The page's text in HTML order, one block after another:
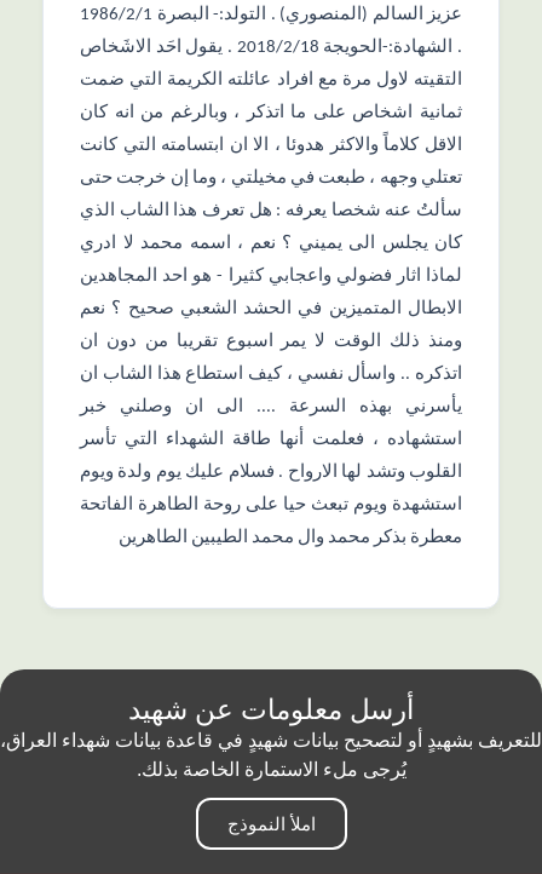
عزيز السالم (المنصوري) . التولد:- البصرة 1986/2/1
. الشهادة:-الحويجة 2018/2/18 . يقول احَد الاشَخاص
التقيته لاول مرة مع افراد عائلته الكريمة التي ضمت
ثمانية اشخاص على ما اتذكر ، وبالرغم من انه كان
الاقل كلاماً والاكثر هدوئا ، الا ان ابتسامته التي كانت
تعتلي وجهه ، طبعت في مخيلتي ، وما إن خرجت حتى
سألتُ عنه شخصا يعرفه : هل تعرف هذا الشاب الذي
كان يجلس الى يميني ؟ نعم ، اسمه محمد لا ادري
لماذا اثار فضولي واعجابي كثيرا - هو احد المجاهدين
الابطال المتميزين في الحشد الشعبي صحيح ؟ نعم
ومنذ ذلك الوقت لا يمر اسبوع تقريبا من دون ان
اتذكره .. واسأل نفسي ، كيف استطاع هذا الشاب ان
يأسرني بهذه السرعة .... الى ان وصلني خبر
استشهاده ، فعلمت أنها طاقة الشهداء التي تأسر
القلوب وتشد لها الارواح . فسلام عليك يوم ولدة ويوم
استشهدة ويوم تبعث حيا على روحة الطاهرة الفاتحة
معطرة بذكر محمد وال محمد الطيبين الطاهرين
أرسل معلومات عن شهيد
للتعريف بشهيدٍ أو لتصحيح بيانات شهيدٍ في قاعدة بيانات شهداء العراق،
يُرجى ملء الاستمارة الخاصة بذلك.
املأ النموذج